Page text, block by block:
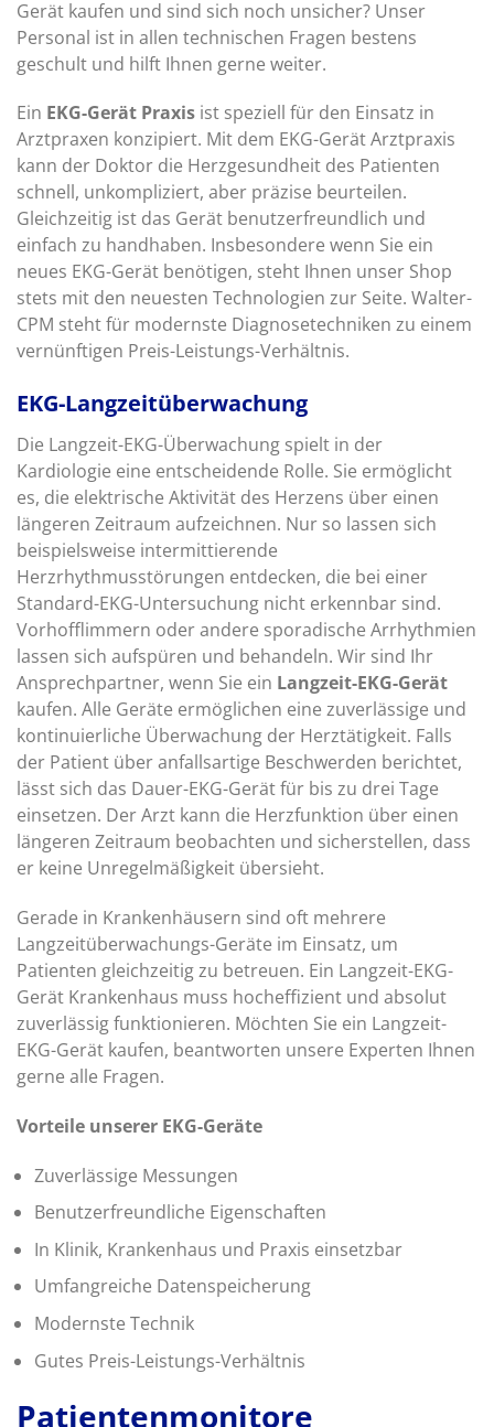
Gerät kaufen und sind sich noch unsicher? Unser
Personal ist in allen technischen Fragen bestens
geschult und hilft Ihnen gerne weiter.
Ein EKG-Gerät Praxis ist speziell für den Einsatz in
Arztpraxen konzipiert. Mit dem EKG-Gerät Arztpraxis
kann der Doktor die Herzgesundheit des Patienten
schnell, unkompliziert, aber präzise beurteilen.
Gleichzeitig ist das Gerät benutzerfreundlich und
einfach zu handhaben. Insbesondere wenn Sie ein
neues EKG-Gerät benötigen, steht Ihnen unser Shop
stets mit den neuesten Technologien zur Seite. Walter-
CPM steht für modernste Diagnosetechniken zu einem
vernünftigen Preis-Leistungs-Verhältnis.
EKG-Langzeitüberwachung
Die Langzeit-EKG-Überwachung spielt in der
Kardiologie eine entscheidende Rolle. Sie ermöglicht
es, die elektrische Aktivität des Herzens über einen
längeren Zeitraum aufzeichnen. Nur so lassen sich
beispielsweise intermittierende
Herzrhythmusstörungen entdecken, die bei einer
Standard-EKG-Untersuchung nicht erkennbar sind.
Vorhofflimmern oder andere sporadische Arrhythmien
lassen sich aufspüren und behandeln. Wir sind Ihr
Ansprechpartner, wenn Sie ein Langzeit-EKG-Gerät
kaufen. Alle Geräte ermöglichen eine zuverlässige und
kontinuierliche Überwachung der Herztätigkeit. Falls
der Patient über anfallsartige Beschwerden berichtet,
lässt sich das Dauer-EKG-Gerät für bis zu drei Tage
einsetzen. Der Arzt kann die Herzfunktion über einen
längeren Zeitraum beobachten und sicherstellen, dass
er keine Unregelmäßigkeit übersieht.
Gerade in Krankenhäusern sind oft mehrere
Langzeitüberwachungs-Geräte im Einsatz, um
Patienten gleichzeitig zu betreuen. Ein Langzeit-EKG-
Gerät Krankenhaus muss hocheffizient und absolut
zuverlässig funktionieren. Möchten Sie ein Langzeit-
EKG-Gerät kaufen, beantworten unsere Experten Ihnen
gerne alle Fragen.
Vorteile unserer EKG-Geräte
Zuverlässige Messungen
Benutzerfreundliche Eigenschaften
In Klinik, Krankenhaus und Praxis einsetzbar
Umfangreiche Datenspeicherung
Modernste Technik
Gutes Preis-Leistungs-Verhältnis
Patientenmonitore